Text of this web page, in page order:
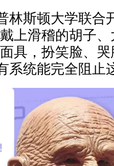
林斯顿大学联合
上滑稽的胡子
具，扮笑脸、哭
系统能完全阻止